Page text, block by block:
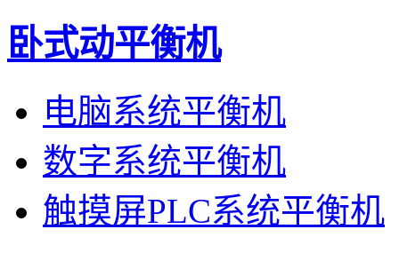
卧式动平衡机
电脑系统平衡机
数字系统平衡机
触摸屏PLC系统平衡机